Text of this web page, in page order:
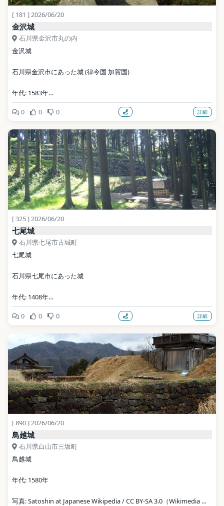
[ 181 ] 2026/06/20
金沢城
石川県金沢市丸の内
金沢城
石川県金沢市にあった城 (律令国 加賀国)
年代: 1583年
公式サイト: https://www.pref.ishikawa.jp/siro-niwa/kanazawajou/
写真: 663highland / CC BY 2.5（Wikimedia Commons）
地点データ: Wikidata (CC0)
0 0 0 詳細
[ 325 ] 2026/06/20
七尾城
石川県七尾市古城町
七尾城
石川県七尾市にあった城
年代: 1408年
公式サイト:
https://www.city.nanao.lg.jp/sportsbunka/nanaojoushi.html
写真: tom-spring / Public domain（Wikimedia Commons）
地点データ: Wikidata (CC0)
0 0 0 詳細
[ 890 ] 2026/06/20
鳥越城
石川県白山市三坂町
鳥越城
年代: 1580年
写真: Satoshin at Japanese Wikipedia / CC BY-SA 3.0（Wikimedia